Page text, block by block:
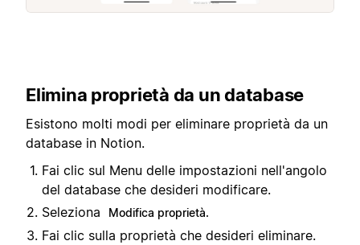
Elimina proprietà da un database
Esistono molti modi per eliminare proprietà da un
database in Notion.
Fai clic sul Menu delle impostazioni nell'angolo
del database che desideri modificare.
Seleziona
Modifica proprietà.
Fai clic sulla proprietà che desideri eliminare.